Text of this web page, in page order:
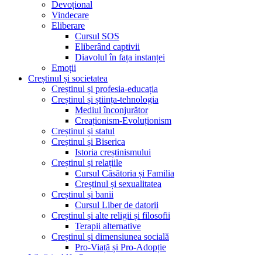
Devoțional
Vindecare
Eliberare
Cursul SOS
Eliberând captivii
Diavolul în fața instanței
Emoții
Creștinul și societatea
Creștinul și profesia-educația
Creștinul și știința-tehnologia
Mediul înconjurător
Creaționism-Evoluționism
Creștinul și statul
Creștinul și Biserica
Istoria creștinismului
Creștinul și relațiile
Cursul Căsătoria și Familia
Creștinul și sexualitatea
Creștinul și banii
Cursul Liber de datorii
Creștinul și alte religii și filosofii
Terapii alternative
Creștinul și dimensiunea socială
Pro-Viață și Pro-Adopție